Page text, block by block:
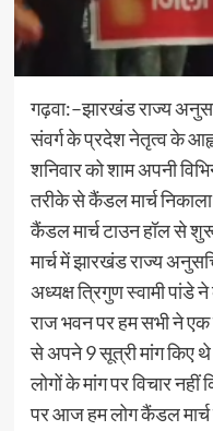
गढ़वा:–झारखंड राज्य
संवर्ग के प्रदेश नेतृत्व के
शनिवार को शाम अपनी
तरीके से कैंडल मार्च
कैंडल मार्च टाउन हॉल से
मार्च में झारखंड राज्य
अध्यक्ष त्रिगुण स्वामी
राज भवन पर हम सभी ने एक
से अपने 9 सूत्री मांग किए
लोगों के मांग पर विचार
पर आज हम लोग कैंडल